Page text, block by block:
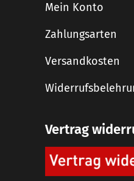
Mein Konto
Zahlungsarten
Versandkosten
Vertrag